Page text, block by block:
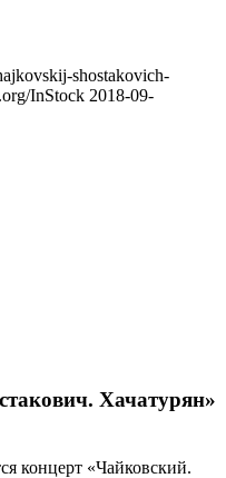
shostakovich-
InStock 2018-09-
Хачатурян»
концерт «Чайковский.